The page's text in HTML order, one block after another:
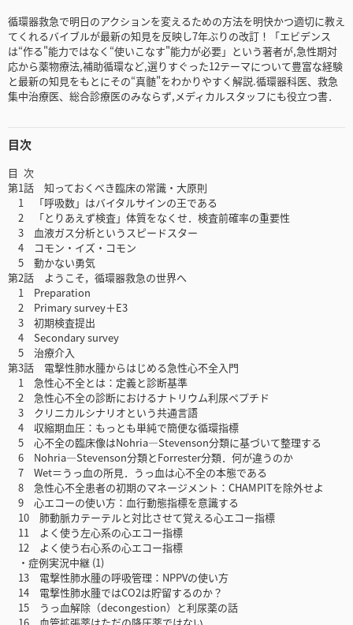
循環器救急で明日のアクションを変えるための方法を明快かつ適切に教え
てくれるバイブルが最新の知見を反映し7年ぶりの改訂！「エビデンス
は“作る"能力ではなく“使いこなす"能力が必要」という著者が,急性期対
応から薬物療法,補助循環など,選りすぐった12テーマについて豊富な経験
と最新の知見をもとにその“真髄"をわかりやすく解説.循環器科医、救急
集中治療医、総合診療医のみならず,メディカルスタッフにも役立つ書．
目次
目 次
第1話 知っておくべき臨床の常識・大原則
1 「呼吸数」はバイタルサインの王である
2 「とりあえず検査」体質をなくせ．検査前確率の重要性
3 血液ガス分析というスピードスター
4 コモン・イズ・コモン
5 動かない勇気
第2話 ようこそ，循環器救急の世界へ
1 Preparation
2 Primary survey＋E3
3 初期検査提出
4 Secondary survey
5 治療介入
第3話 電撃性肺水腫からはじめる急性心不全入門
1 急性心不全とは：定義と診断基準
2 急性心不全の診断におけるナトリウム利尿ペプチド
3 クリニカルシナリオという共通言語
4 収縮期血圧：もっとも単純で簡便な循環指標
5 心不全の臨床像はNohria—Stevenson分類に基づいて整理する
6 Nohria—Stevenson分類とForrester分類．何が違うのか
7 Wet＝うっ血の所見．うっ血は心不全の本態である
8 急性心不全患者の初期のマネージメント：CHAMPITを除外せよ
9 心エコーの使い方：血行動態指標を意識する
10 肺動脈カテーテルと対比させて覚える心エコー指標
11 よく使う左心系の心エコー指標
12 よく使う右心系の心エコー指標
・症例実況中継 (1)
13 電撃性肺水腫の呼吸管理：NPPVの使い方
14 電撃性肺水腫ではCO2は貯留するのか？
15 うっ血解除（decongestion）と利尿薬の話